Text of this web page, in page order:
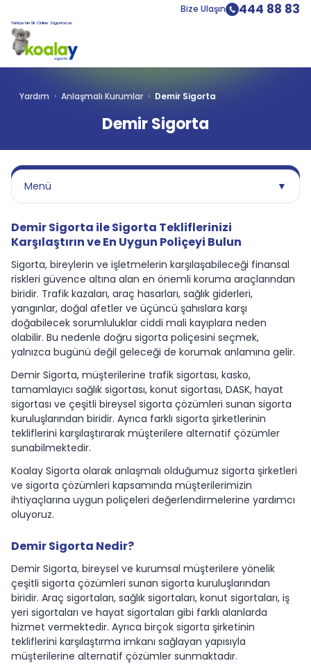
Bize Ulaşın 444 88 83
Türkiye’nin İlk Online Sigortacısı
Yardım Anlaşmalı Kurumlar Demir Sigorta
Demir Sigorta
Menü ▼
Demir Sigorta ile Sigorta Tekliflerinizi
Karşılaştırın ve En Uygun Poliçeyi Bulun
Sigorta, bireylerin ve işletmelerin karşılaşabileceği finansal
riskleri güvence altına alan en önemli koruma araçlarından
biridir. Trafik kazaları, araç hasarları, sağlık giderleri,
yangınlar, doğal afetler ve üçüncü şahıslara karşı
doğabilecek sorumluluklar ciddi mali kayıplara neden
olabilir. Bu nedenle doğru sigorta poliçesini seçmek,
yalnızca bugünü değil geleceği de korumak anlamına gelir.
Demir Sigorta, müşterilerine trafik sigortası, kasko,
tamamlayıcı sağlık sigortası, konut sigortası, DASK, hayat
sigortası ve çeşitli bireysel sigorta çözümleri sunan sigorta
kuruluşlarından biridir. Ayrıca farklı sigorta şirketlerinin
tekliflerini karşılaştırarak müşterilere alternatif çözümler
sunabilmektedir.
Koalay Sigorta olarak anlaşmalı olduğumuz sigorta şirketleri
ve sigorta çözümleri kapsamında müşterilerimizin
ihtiyaçlarına uygun poliçeleri değerlendirmelerine yardımcı
oluyoruz.
Demir Sigorta Nedir?
Demir Sigorta, bireysel ve kurumsal müşterilere yönelik
çeşitli sigorta çözümleri sunan sigorta kuruluşlarından
biridir. Araç sigortaları, sağlık sigortaları, konut sigortaları, iş
yeri sigortaları ve hayat sigortaları gibi farklı alanlarda
hizmet vermektedir. Ayrıca birçok sigorta şirketinin
tekliflerini karşılaştırma imkanı sağlayan yapısıyla
müşterilerine alternatif çözümler sunmaktadır.